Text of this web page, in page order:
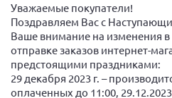
Уважаемые покупатели!
Поздравляем Вас с
Ваше внимание на изменения
отправке заказов интернет-
предстоящими праздниками:
29 декабря 2023 г. –
оплаченных до 11:00, 29.12.2023